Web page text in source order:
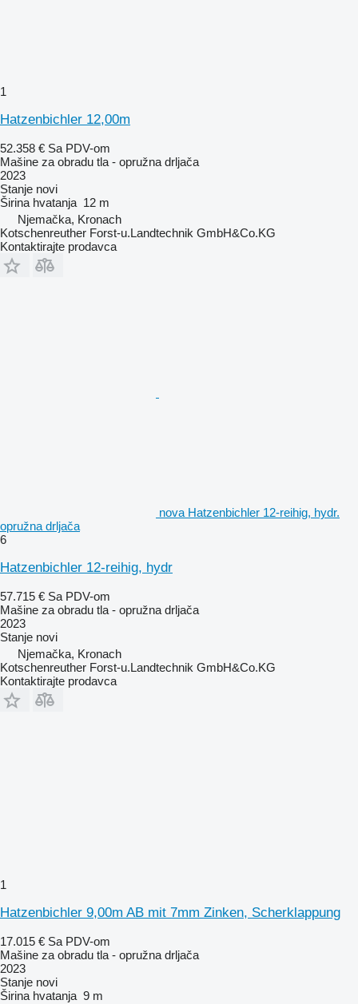
1
Hatzenbichler 12,00m
52.358 € Sa PDV-om
Mašine za obradu tla - opružna drljača
2023
Stanje novi
Širina hvatanja 12 m
Njemačka, Kronach
Kotschenreuther Forst-u.Landtechnik GmbH&Co.KG
Kontaktirajte prodavca
nova Hatzenbichler 12-reihig, hydr.
opružna drljača
6
Hatzenbichler 12-reihig, hydr
57.715 € Sa PDV-om
Mašine za obradu tla - opružna drljača
2023
Stanje novi
Njemačka, Kronach
Kotschenreuther Forst-u.Landtechnik GmbH&Co.KG
Kontaktirajte prodavca
1
Hatzenbichler 9,00m AB mit 7mm Zinken, Scherklappung
17.015 € Sa PDV-om
Mašine za obradu tla - opružna drljača
2023
Stanje novi
Širina hvatanja 9 m